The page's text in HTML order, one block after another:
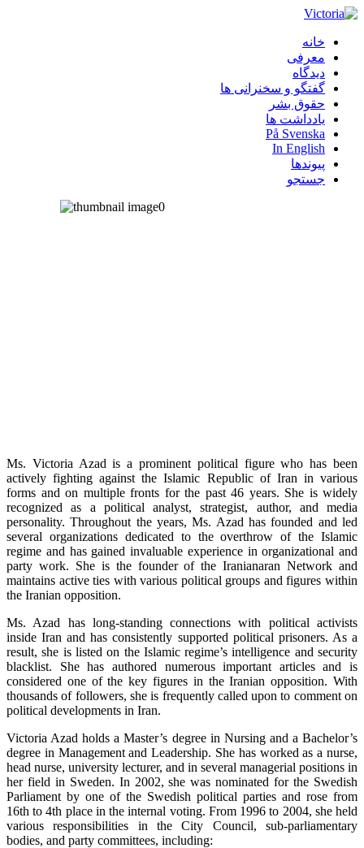
خانه
معرفی
دیدگاه
گفتگو و سخنرانی ها
حقوق بشر
یادداشت ها
På Svenska
In English
پیوندها
جستجو
Ms. Victoria Azad is a prominent political figure who has been
actively fighting against the Islamic Republic of Iran in various
forms and on multiple fronts for the past 46 years. She is widely
recognized as a political analyst, strategist, author, and media
personality. Throughout the years, Ms. Azad has founded and led
several organizations dedicated to the overthrow of the Islamic
regime and has gained invaluable experience in organizational and
party work. She is the founder of the Iranianaran Network and
maintains active ties with various political groups and figures within
the Iranian opposition.
Ms. Azad has long-standing connections with political activists
inside Iran and has consistently supported political prisoners. As a
result, she is listed on the Islamic regime’s intelligence and security
blacklist. She has authored numerous important articles and is
considered one of the key figures in the Iranian opposition. With
thousands of followers, she is frequently called upon to comment on
political developments in Iran.
Victoria Azad holds a Master’s degree in Nursing and a Bachelor’s
degree in Management and Leadership. She has worked as a nurse,
head nurse, university lecturer, and in several managerial positions in
her field in Sweden. In 2002, she was nominated for the Swedish
Parliament by one of the Swedish political parties and rose from
16th to 4th place in the internal voting. From 1996 to 2004, she held
various responsibilities in the City Council, sub-parliamentary
bodies, and party committees, including: